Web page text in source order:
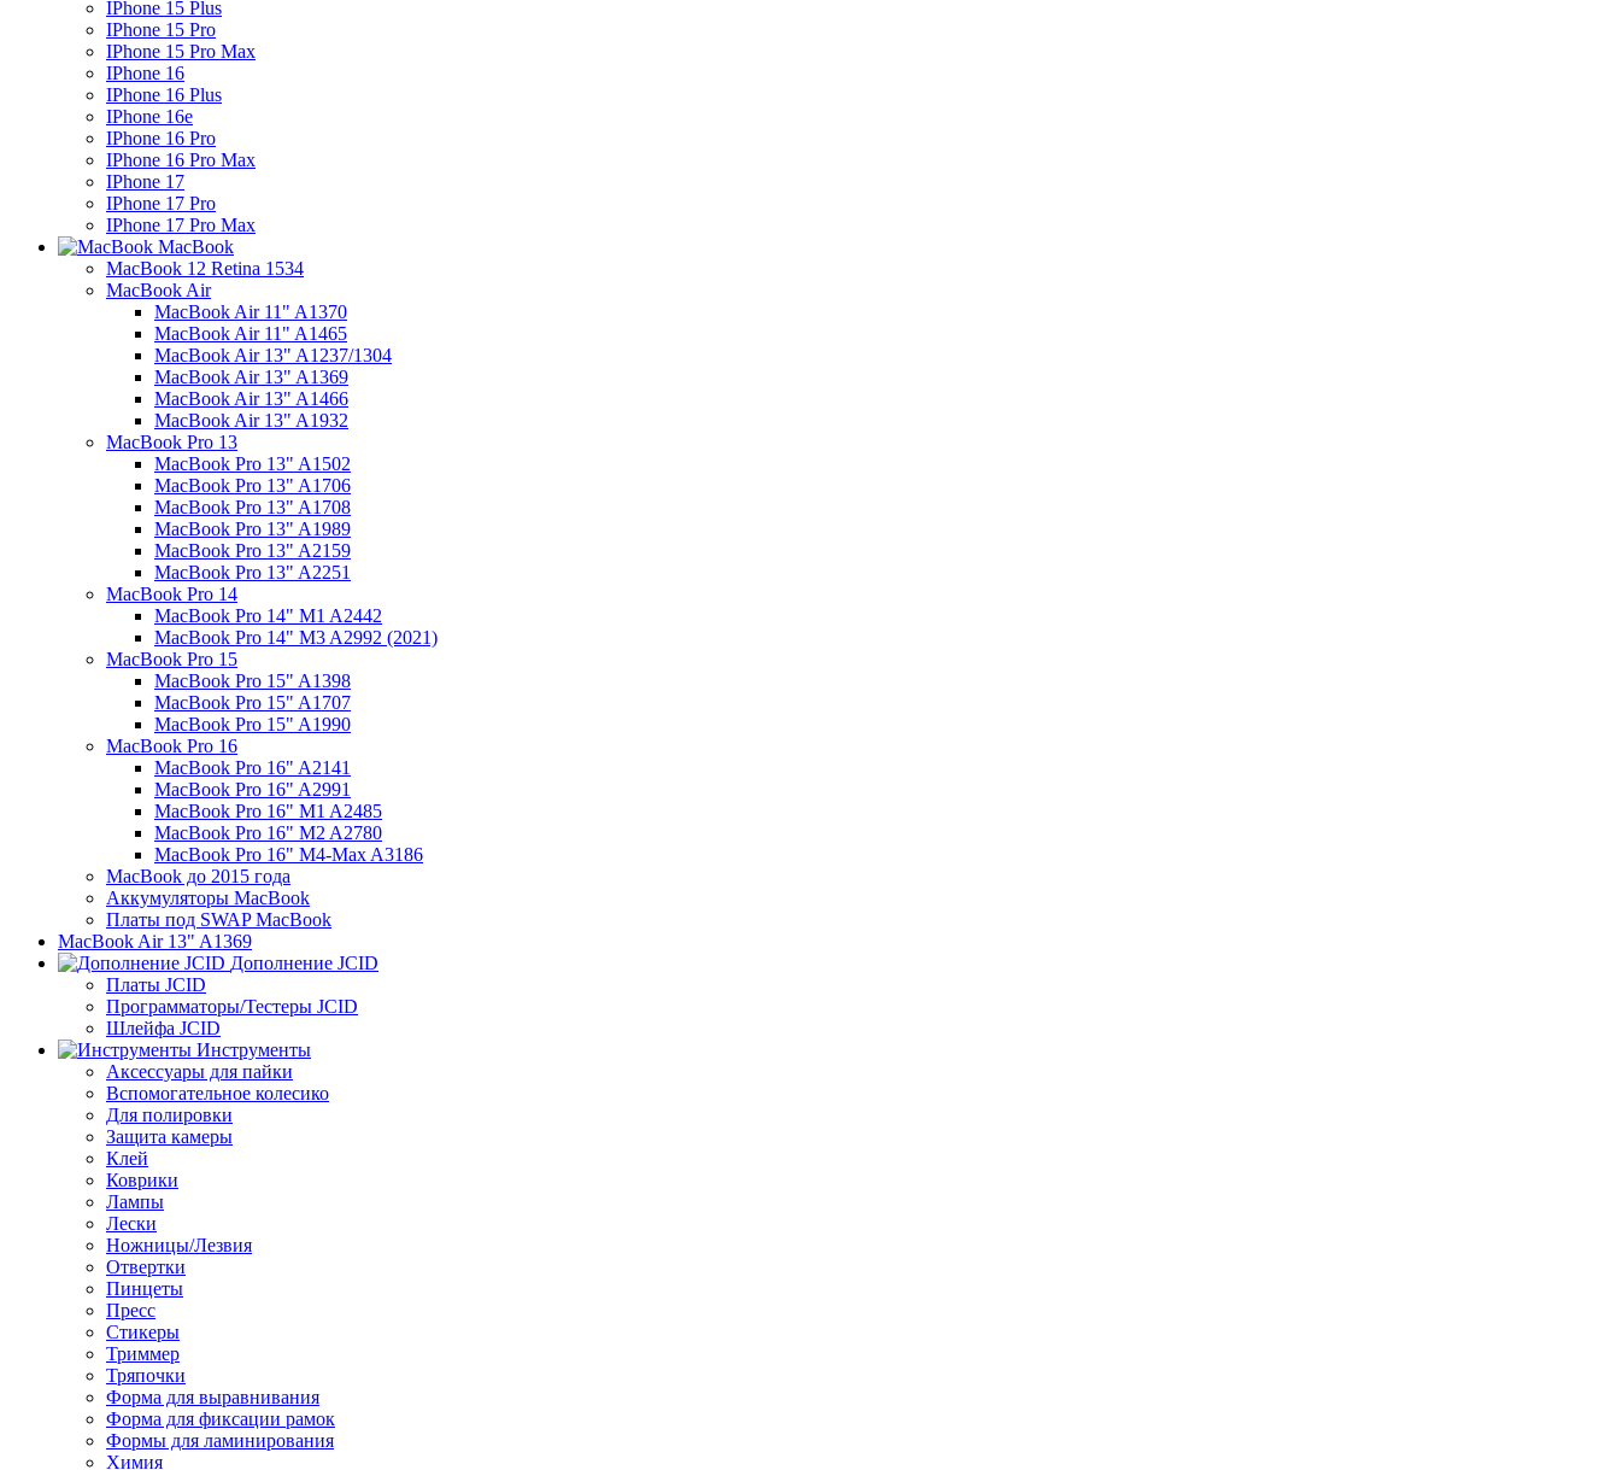
IPhone 15 Plus
IPhone 15 Pro
IPhone 15 Pro Max
IPhone 16
IPhone 16 Plus
IPhone 16e
IPhone 16 Pro
IPhone 16 Pro Max
IPhone 17
IPhone 17 Pro
IPhone 17 Pro Max
MacBook
MacBook 12 Retina 1534
MacBook Air
MacBook Air 11" A1370
MacBook Air 11" A1465
MacBook Air 13" A1237/1304
MacBook Air 13" A1369
MacBook Air 13" A1466
MacBook Air 13" A1932
MacBook Pro 13
MacBook Pro 13" A1502
MacBook Pro 13" A1706
MacBook Pro 13" A1708
MacBook Pro 13" A1989
MacBook Pro 13" A2159
MacBook Pro 13" A2251
MacBook Pro 14
MacBook Pro 14" M1 A2442
MacBook Pro 14" M3 A2992 (2021)
MacBook Pro 15
MacBook Pro 15" A1398
MacBook Pro 15" A1707
MacBook Pro 15" A1990
MacBook Pro 16
MacBook Pro 16" A2141
MacBook Pro 16" A2991
MacBook Pro 16" M1 A2485
MacBook Pro 16" M2 A2780
MacBook Pro 16" M4-Max A3186
MacBook до 2015 года
Аккумуляторы MacBook
Платы под SWAP MacBook
MacBook Air 13" A1369
Дополнение JCID
Платы JCID
Программаторы/Тестеры JCID
Шлейфа JCID
Инструменты
Аксессуары для пайки
Вспомогательное колесико
Для полировки
Защита камеры
Клей
Коврики
Лампы
Лески
Ножницы/Лезвия
Отвертки
Пинцеты
Пресс
Стикеры
Триммер
Тряпочки
Форма для выравнивания
Форма для фиксации рамок
Формы для ламинирования
Химия